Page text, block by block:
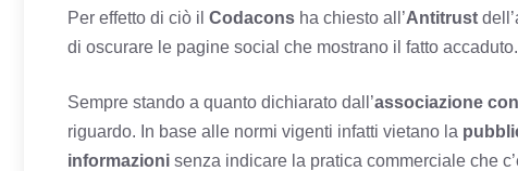
Per effetto di ciò il Codacons ha chiesto all’Antitrust
di oscurare le pagine social che mostrano il fatto accaduto.
Sempre stando a quanto dichiarato dall’associazione
riguardo. In base alle normi vigenti infatti vietano la
informazioni senza indicare la pratica commerciale che